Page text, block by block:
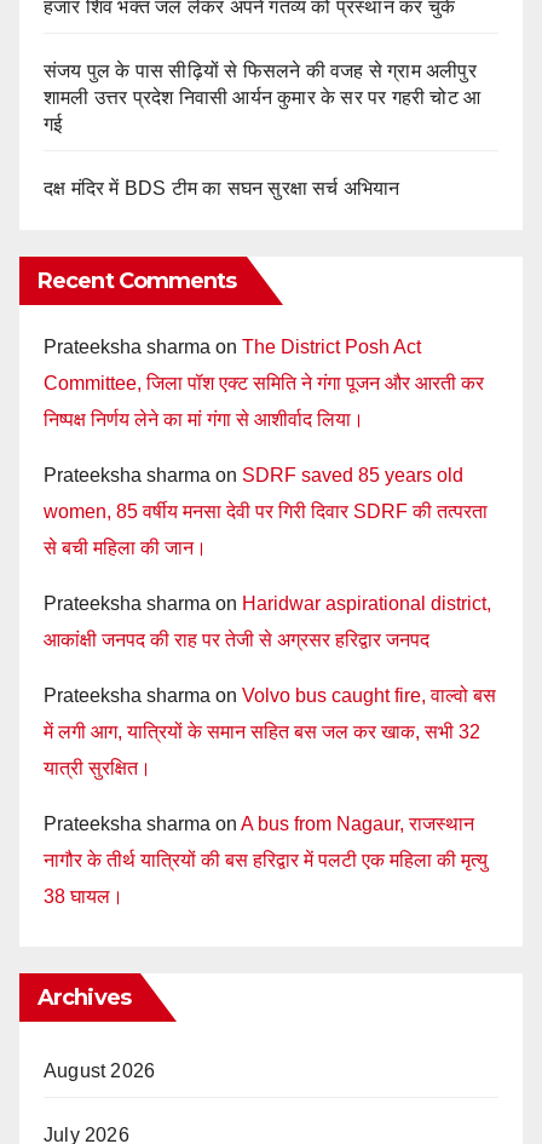
हजार शिव भक्त जल लेकर अपने गंतव्य को प्रस्थान कर चुके
संजय पुल के पास सीढ़ियों से फिसलने की वजह से ग्राम अलीपुर
शामली उत्तर प्रदेश निवासी आर्यन कुमार के सर पर गहरी चोट आ
गई
दक्ष मंदिर में BDS टीम का सघन सुरक्षा सर्च अभियान
Recent Comments
Prateeksha sharma on The District Posh Act
Committee, जिला पॉश एक्ट समिति ने गंगा पूजन और आरती कर
निष्पक्ष निर्णय लेने का मां गंगा से आशीर्वाद लिया।
Prateeksha sharma on SDRF saved 85 years old
women, 85 वर्षीय मनसा देवी पर गिरी दिवार SDRF की तत्परता
से बची महिला की जान।
Prateeksha sharma on Haridwar aspirational district,
आकांक्षी जनपद की राह पर तेजी से अग्रसर हरिद्वार जनपद
Prateeksha sharma on Volvo bus caught fire, वाल्वो बस
में लगी आग, यात्रियों के समान सहित बस जल कर खाक, सभी 32
यात्री सुरक्षित।
Prateeksha sharma on A bus from Nagaur, राजस्थान
नागौर के तीर्थ यात्रियों की बस हरिद्वार में पलटी एक महिला की मृत्यु
38 घायल।
Archives
August 2026
July 2026